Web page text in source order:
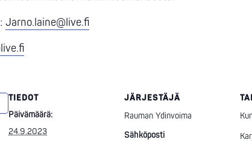
Jarno.laine@live.fi
TIEDOT
Päivämäärä:
24.9.2023
JÄRJESTÄJÄ
Rauman Ydinvoima
Sähköposti